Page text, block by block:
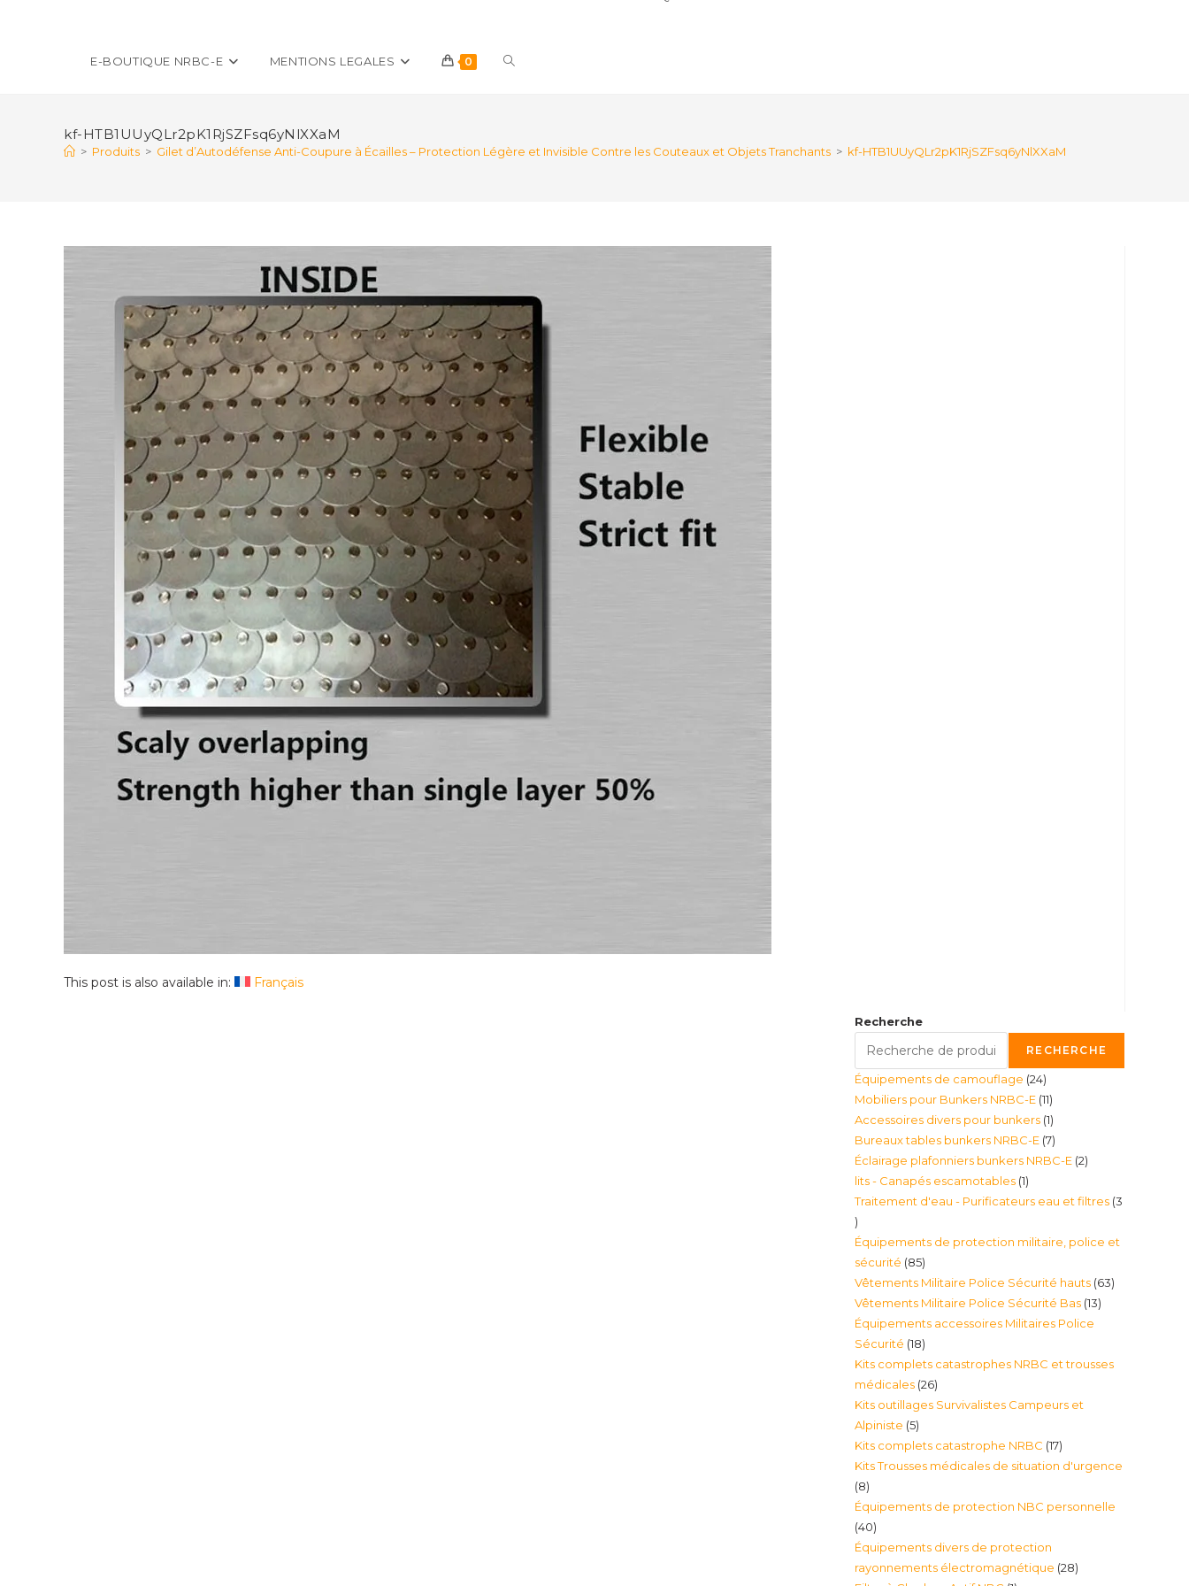
E-BOUTIQUE NRBC-E MENTIONS LEGALES 0 Toggle
kf-HTB1UUyQLr2pK1RjSZFsq6yNlXXaM
> Produits > Gilet d’Autodéfense Anti-Coupure à Écailles – Protection Légère et Invisible Contre les Couteaux et Objets Tranchants > kf-HTB1UUyQLr2pK1RjSZFsq6yNlXXaM
This post is also available in: Français
Recherche
RECHERCHE
Équipements de camouflage 2424
produits
Mobiliers pour Bunkers NRBC-E 1111
produits
Accessoires divers pour bunkers 11
produit
Bureaux tables bunkers NRBC-E 77
produits
Éclairage plafonniers bunkers NRBC-E 22
lits - Canapés escamotables 11
produit
Traitement d'eau - Purificateurs eau et filtres 3
3
produits
Équipements de protection militaire, police et
sécurité 8585
produits
Vêtements Militaire Police Sécurité hauts 6363
Vêtements Militaire Police Sécurité Bas 1313
Équipements accessoires Militaires Police
Sécurité 1818
produits
Kits complets catastrophes NRBC et trousses
médicales 2626
produits
Kits outillages Survivalistes Campeurs et
Alpiniste 55
produits
Kits complets catastrophe NRBC 1717
produits
Kits Trousses médicales de situation d'urgence
88
produits
Équipements de protection NBC personnelle
4040
produits
Équipements divers de protection
rayonnements électromagnétique 2828